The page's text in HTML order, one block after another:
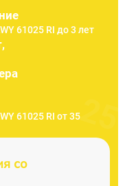
61025 RI до 3 лет
61025 RI от 35
со